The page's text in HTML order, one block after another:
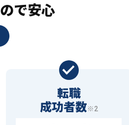
で安心
転職
成功者数※2